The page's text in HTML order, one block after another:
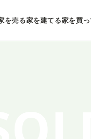
を売る家を建てる家を買